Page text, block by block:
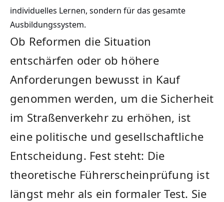
individuelles Lernen, sondern für das gesamte
Ausbildungssystem.
Ob Reformen die Situation
entschärfen oder ob höhere
Anforderungen bewusst in Kauf
genommen werden, um die Sicherheit
im Straßenverkehr zu erhöhen, ist
eine politische und gesellschaftliche
Entscheidung. Fest steht: Die
theoretische Führerscheinprüfung ist
längst mehr als ein formaler Test. Sie